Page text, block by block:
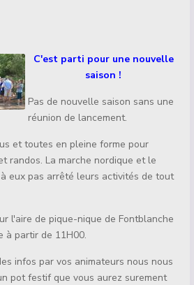
C'est parti pour une nouvelle
saison !
Pas de nouvelle saison sans une
réunion de lancement.
et toutes en pleine forme pour
randos. La marche nordique et le
eux pas arrêté leurs activités de tout
l'aire de pique-nique de Fontblanche
à partir de 11H00.
infos par vos animateurs nous nous
pot festif que vous aurez surement